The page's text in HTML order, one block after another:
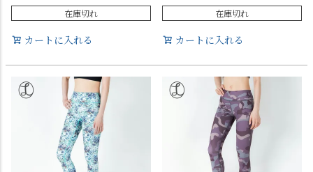
在庫切れ
カートに入れる
在庫切れ
カートに入れる